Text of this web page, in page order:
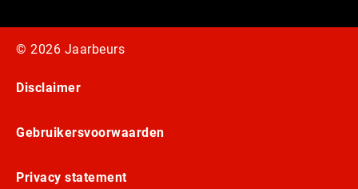
© 2026 Jaarbeurs
Disclaimer
Gebruikersvoorwaarden
Privacy statement